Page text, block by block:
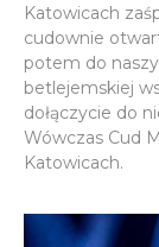
Katowicach
cudownie
potem do
betlejemskiej
dołączycie do
Wówczas Cud
Katowicach.